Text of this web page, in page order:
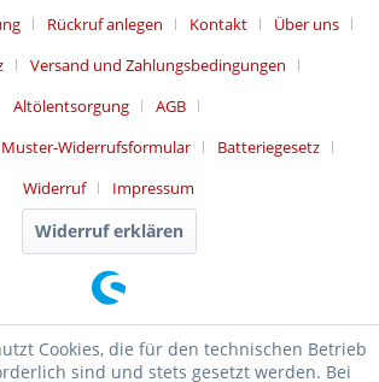
Rückruf anlegen Kontakt
Über uns
Versand und Zahlungsbedingungen
Altölentsorgung
AGB
Widerrufsformular
Batteriegesetz
Widerruf
Impressum
Widerruf erklären
Cookies, die für den technischen Betrieb
sind und stets gesetzt werden. Bei